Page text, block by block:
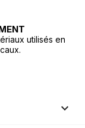
utilisés en
